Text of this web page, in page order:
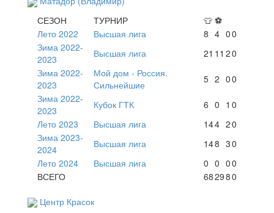
СЕЗОН
ТУРНИР 👕 ⚽
Лето 2022
Высшая лига 8 4 00
Зима 2022-
2023
Высшая лига 21 11 20
Зима 2022-
2023
Мой дом - Россия.
Сильнейшие
5 2 00
Зима 2022-
2023
Кубок ГТК 6 0 1 0
Лето 2023
Высшая лига 144 20
Зима 2023-
2024
Высшая лига 148 30
Лето 2024
Высшая лига 0 0 00
ВСЕГО
682980
Центр Красок